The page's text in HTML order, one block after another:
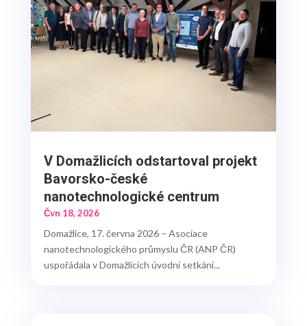
V Domažlicích odstartoval projekt
Bavorsko-české
nanotechnologické centrum
Čvn 18, 2026
Domažlice, 17. června 2026 – Asociace
nanotechnologického průmyslu ČR (ANP ČR)
uspořádala v Domažlicích úvodní setkání...